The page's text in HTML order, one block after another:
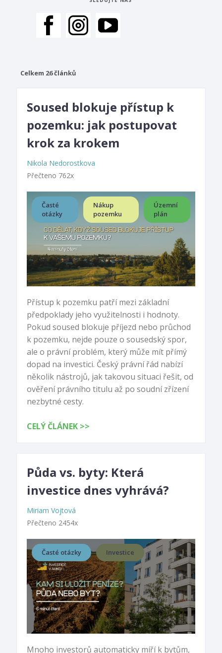
Celkem 26 článků
Soused blokuje přístup k
pozemku: jak postupovat
krok za krokem
Nikola Nedorostkova
Přečteno 762x
Časté
otázky
Nákup
pozemku
Územní
plán
Přístup k pozemku patří mezi základní
předpoklady jeho využitelnosti i hodnoty.
Pokud soused blokuje příjezd nebo průchod
k pozemku, nejde pouze o sousedský spor,
ale o právní problém, který může mít přímý
dopad na investici. Český právní řád nabízí
několik nástrojů, jak takovou situaci řešit, od
ověření právního titulu až po soudní zřízení
nezbytné cesty.
CELÝ ČLÁNEK >>
Půda vs. byty: Která
investice dnes vyhrává?
Miriam Vojtová
Přečteno 2454x
Časté otázky Investice
Mnoho investorů automaticky míří k bytům,